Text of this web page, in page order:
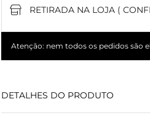
RETIRADA NA LOJA (
Atenção: nem todos os pedidos são
DETALHES DO PRODUTO